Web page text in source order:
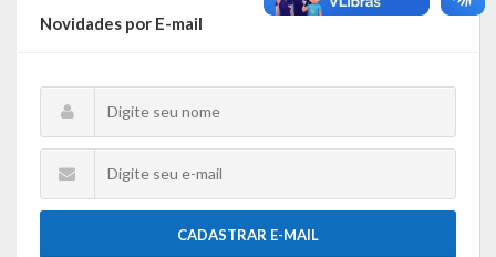
Publicações Oficiais
SIAFIC
Contas
Novidades por E-mail
CADASTRAR E-MAIL